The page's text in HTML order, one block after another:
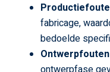
fabricage,
bedoelde
Ontwerpfouten